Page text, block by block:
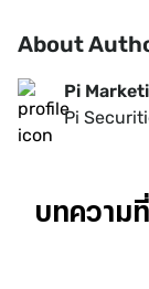
About
Pi
Pi
บทความ